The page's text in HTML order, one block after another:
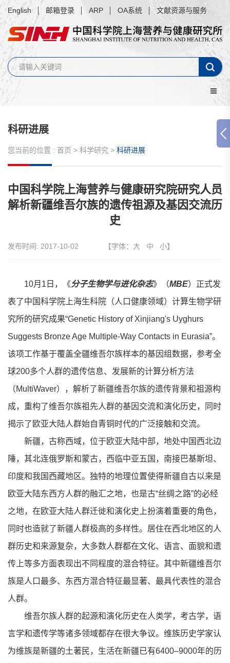
English 邮箱登录 ARP OA系统 文献资源与服务
科研进展
您当前的位置 : 首页 > 科学研究 > 科研进展
中国科学院上海营养与健康研究院研究人员
解析新疆维吾尔族的遗传祖源及基因交流历
史
发布时间: 2017-10-02 【字体： 大 中 小】
10月1日，《分子生物学与进化杂志》（MBE）正式发
表了中国科学院上海生科院（人口健康领域）计算生物学研
究所的研究成果“Genetic History of Xinjiang's Uyghurs
Suggests Bronze Age Multiple-Way Contacts in Eurasia”。
该项工作基于覆盖全疆维吾尔族样本的基因组数据，参考全
球200多个人群的遗传信息、发展新的计算分析方法
（MultiWaver），解析了新疆维吾尔族的遗传背景和祖源构
成，重构了维吾尔族祖先人群的基因交流和演化历史，同时
揭示了欧亚大陆人群始自青铜时代的广泛接触和交流。
新疆，古称西域，位于欧亚大陆中部，地处中国西北边
陲，其北连俄罗斯和蒙古，西临中亚五国，南接巴基斯坦、
印度和我国西藏地区。独特的地理位置使得新疆自古以来是
欧亚大陆东西方人群的融汇之地，也是古“丝绸之路”的必经
之地，在欧亚大陆人群迁徙和演化史上扮演着重要的角色，
同时也造就了新疆人群极高的多样性。居住在西北地区的人
群历史和来源复杂，大多数人群都在文化、语言、面貌和遗
传上等多方面表现出不同程度的混合特征。其中新疆维吾尔
族是人口最多、东西方混合特征最显著、最具代表性的混合
人群。
维吾尔族人群的起源和演化历史在人类学，考古学，语
言学和遗传学等诸多领域都存在很大争议。维族历史学家认
为维族是新疆的土著民，生活在新疆已有6400–9000年的历